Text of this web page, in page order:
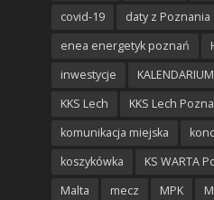
covid-19
daty z Poznania
enea energetyk poznań
inwestycje
KKS Lech
KKS Lech
komunikacja miejska
koszykówka
KS WARTA
Malta
mecz MPK